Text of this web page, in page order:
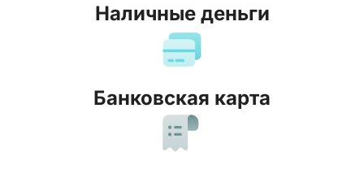
Наличные деньги
Банковская карта